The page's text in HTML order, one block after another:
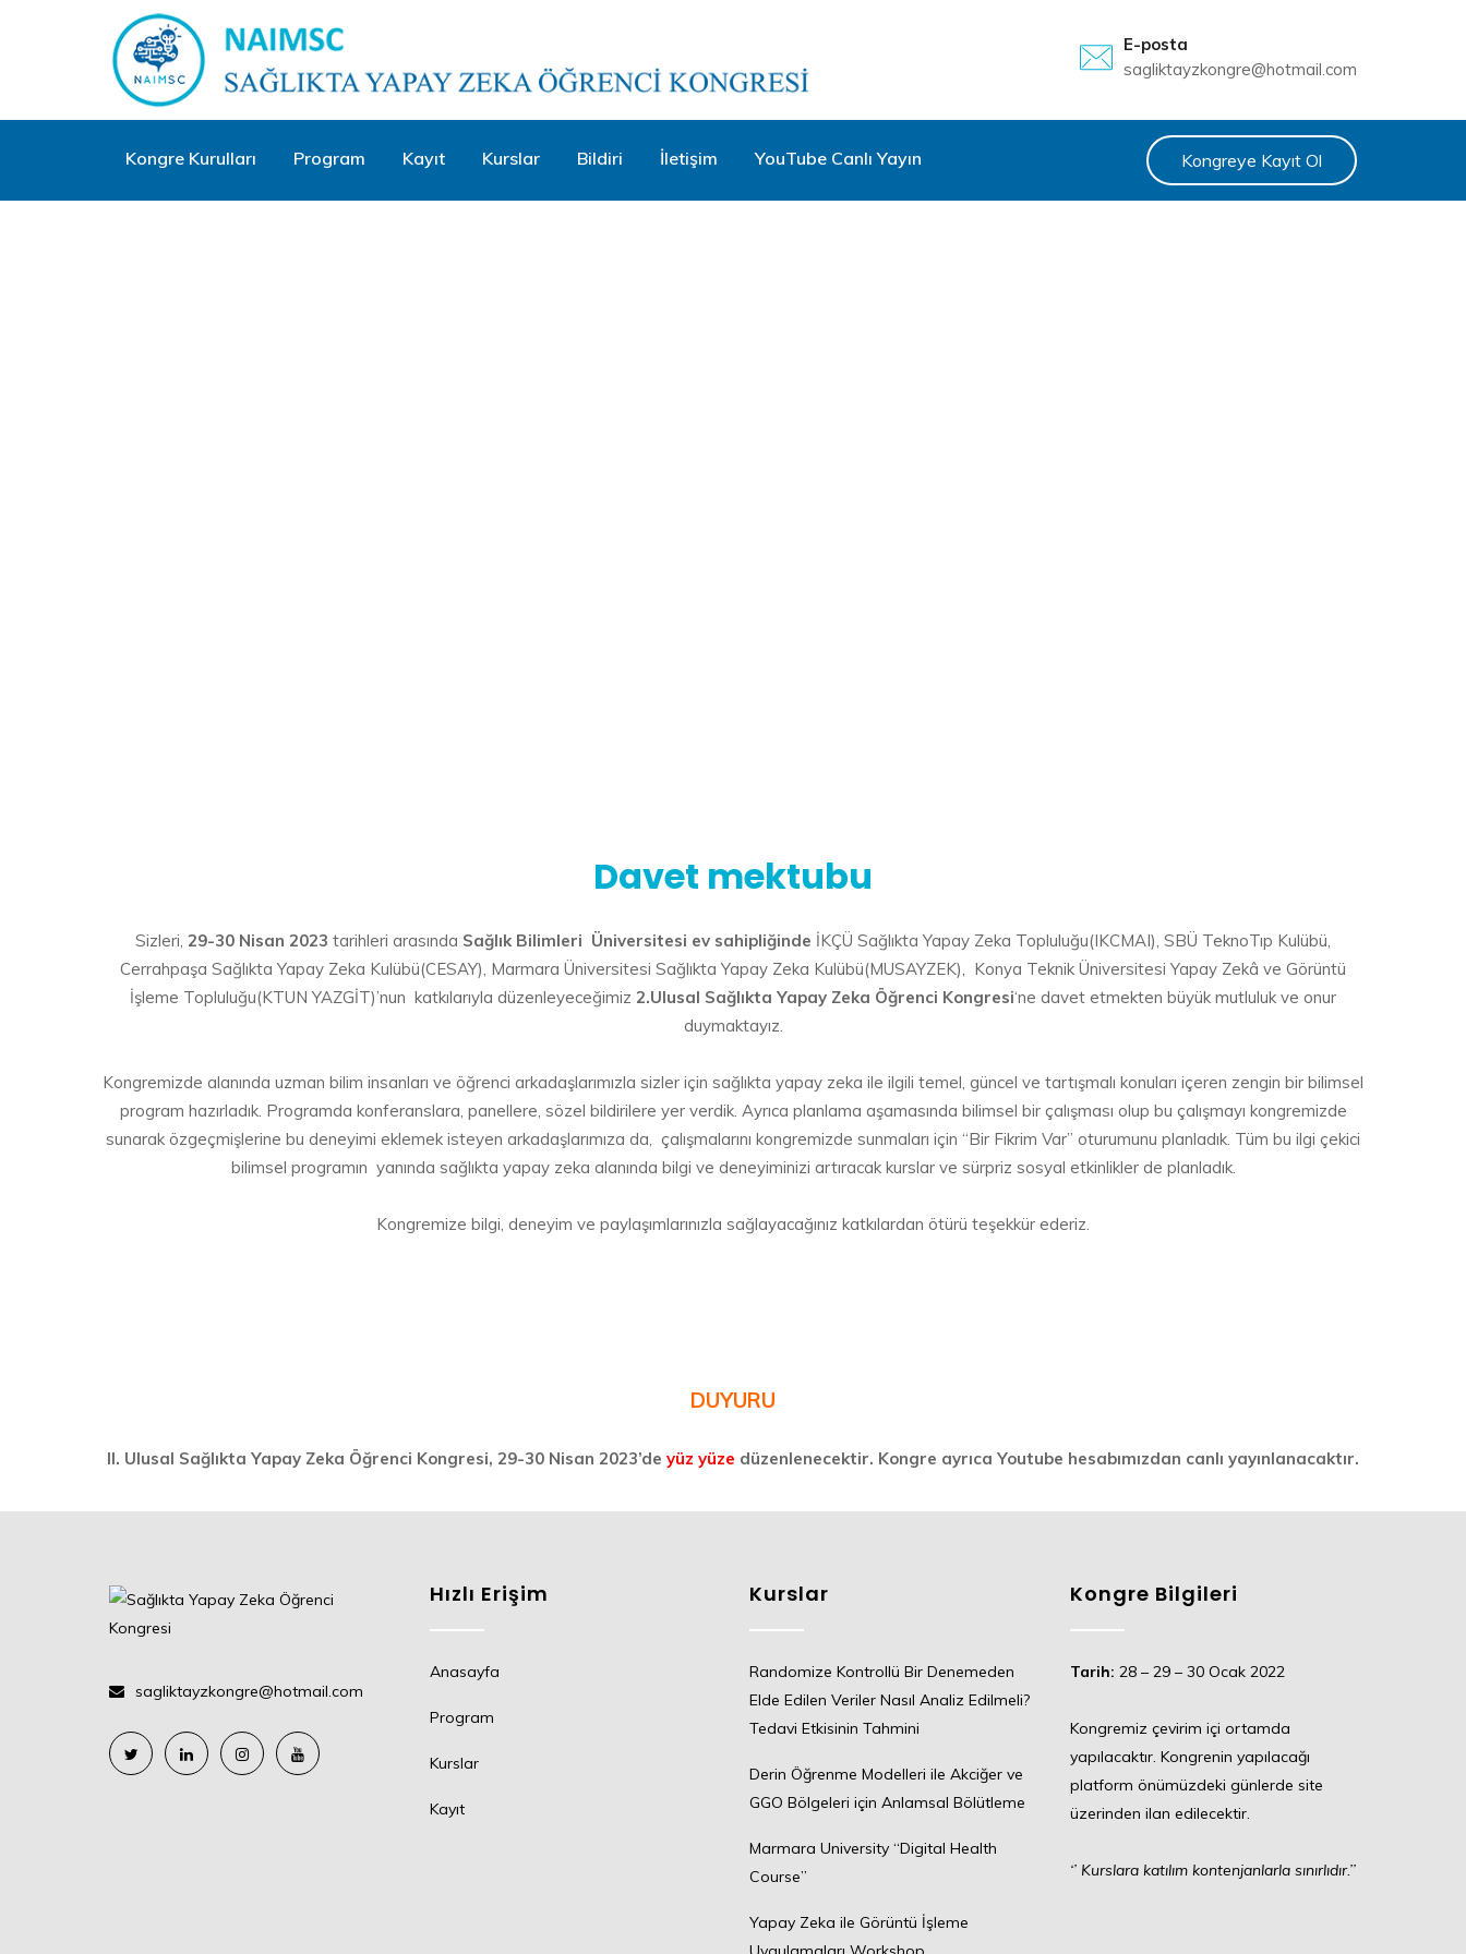
E-posta
sagliktayzkongre@hotmail.com
Kongre Kurulları Program Kayıt Kurslar Bildiri İletişim YouTube Canlı Yayın Kongreye Kayıt Ol
Davet mektubu
Sizleri, 29-30 Nisan 2023 tarihleri arasında Sağlık Bilimleri Üniversitesi ev sahipliğinde İKÇÜ Sağlıkta Yapay Zeka Topluluğu(IKCMAI), SBÜ TeknoTıp Kulübü,
Cerrahpaşa Sağlıkta Yapay Zeka Kulübü(CESAY), Marmara Üniversitesi Sağlıkta Yapay Zeka Kulübü(MUSAYZEK), Konya Teknik Üniversitesi Yapay Zekâ ve Görüntü
İşleme Topluluğu(KTUN YAZGİT)’nun katkılarıyla düzenleyeceğimiz 2.Ulusal Sağlıkta Yapay Zeka Öğrenci Kongresi‘ne davet etmekten büyük mutluluk ve onur
duymaktayız.
Kongremizde alanında uzman bilim insanları ve öğrenci arkadaşlarımızla sizler için sağlıkta yapay zeka ile ilgili temel, güncel ve tartışmalı konuları içeren zengin bir bilimsel
program hazırladık. Programda konferanslara, panellere, sözel bildirilere yer verdik. Ayrıca planlama aşamasında bilimsel bir çalışması olup bu çalışmayı kongremizde
sunarak özgeçmişlerine bu deneyimi eklemek isteyen arkadaşlarımıza da, çalışmalarını kongremizde sunmaları için “Bir Fikrim Var” oturumunu planladık. Tüm bu ilgi çekici
bilimsel programın yanında sağlıkta yapay zeka alanında bilgi ve deneyiminizi artıracak kurslar ve sürpriz sosyal etkinlikler de planladık.
Kongremize bilgi, deneyim ve paylaşımlarınızla sağlayacağınız katkılardan ötürü teşekkür ederiz.
DUYURU
II. Ulusal Sağlıkta Yapay Zeka Öğrenci Kongresi, 29-30 Nisan 2023’de yüz yüze düzenlenecektir. Kongre ayrıca Youtube hesabımızdan canlı yayınlanacaktır.
sagliktayzkongre@hotmail.com
Hızlı Erişim
Anasayfa
Program
Kurslar
Kayıt
Kurslar
Randomize Kontrollü Bir Denemeden
Elde Edilen Veriler Nasıl Analiz Edilmeli?
Tedavi Etkisinin Tahmini
Derin Öğrenme Modelleri ile Akciğer ve
GGO Bölgeleri için Anlamsal Bölütleme
Marmara University “Digital Health
Course”
Yapay Zeka ile Görüntü İşleme
Kongre Bilgileri
Tarih: 28 – 29 – 30 Ocak 2022
Kongremiz çevirim içi ortamda
yapılacaktır. Kongrenin yapılacağı
platform önümüzdeki günlerde site
üzerinden ilan edilecektir.
‘’ Kurslara katılım kontenjanlarla sınırlıdır.’’